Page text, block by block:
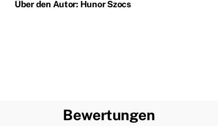
Über den Autor: Hunor Szocs
Bewertungen